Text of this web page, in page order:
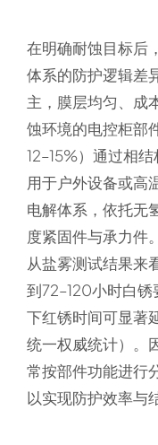
在明确耐蚀目标后
体系的防护逻辑差
主，膜层均匀、成
蚀环境的电控柜部
12–15%）通过相
用于户外设备或高
电解体系，依托无
度紧固件与承力件。
从盐雾测试结果来
到72–120小时白
下红锈时间可显著
统一权威统计）。
常按部件功能进行
以实现防护效率与